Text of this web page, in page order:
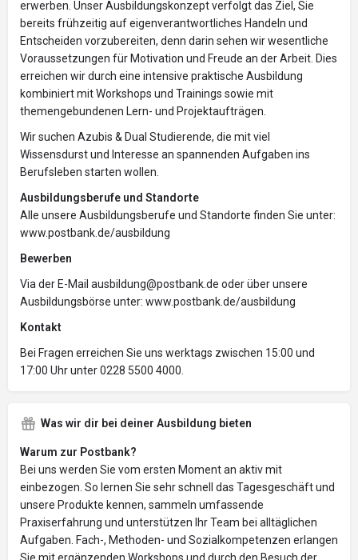
erwerben. Unser Ausbildungskonzept verfolgt das Ziel, Sie
bereits frühzeitig auf eigenverantwortliches Handeln und
Entscheiden vorzubereiten, denn darin sehen wir wesentliche
Voraussetzungen für Motivation und Freude an der Arbeit. Dies
erreichen wir durch eine intensive praktische Ausbildung
kombiniert mit Workshops und Trainings sowie mit
themengebundenen Lern- und Projektaufträgen.
Wir suchen Azubis & Dual Studierende, die mit viel
Wissensdurst und Interesse an spannenden Aufgaben ins
Berufsleben starten wollen.
Ausbildungsberufe und Standorte
Alle unsere Ausbildungsberufe und Standorte finden Sie unter:
www.postbank.de/ausbildung
Bewerben
Via der E-Mail ausbildung@postbank.de oder über unsere
Ausbildungsbörse unter: www.postbank.de/ausbildung
Kontakt
Bei Fragen erreichen Sie uns werktags zwischen 15:00 und
17:00 Uhr unter 0228 5500 4000.
Was wir dir bei deiner Ausbildung bieten
Warum zur Postbank?
Bei uns werden Sie vom ersten Moment an aktiv mit
einbezogen. So lernen Sie sehr schnell das Tagesgeschäft und
unsere Produkte kennen, sammeln umfassende
Praxiserfahrung und unterstützen Ihr Team bei alltäglichen
Aufgaben. Fach-, Methoden- und Sozialkompetenzen erlangen
Sie mit ergänzenden Workshops und durch den Besuch der